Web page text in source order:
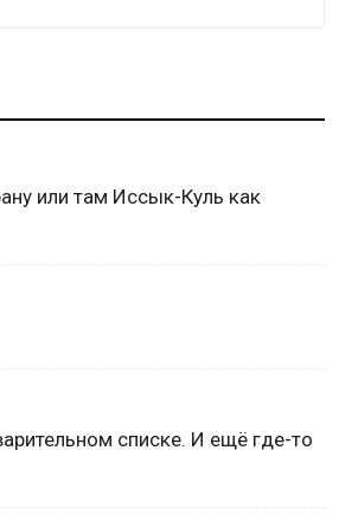
или там Иссык-Куль как
списке. И ещё где-то